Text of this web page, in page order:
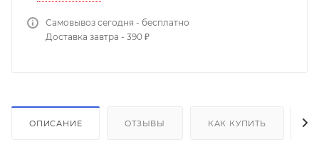
Самовывоз сегодня - бесплатно
Доставка завтра - 390 ₽
ОПИСАНИЕ ОТЗЫВЫ КАК КУПИТЬ